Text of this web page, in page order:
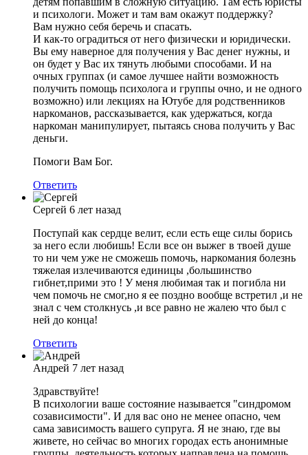
и психологи. Может и там вам окажут поддержку?
Вам нужно себя беречь и спасать.
И как-то оградиться от него физически и юридически.
Вы ему наверное для получения у Вас денег нужны, и
он будет у Вас их тянуть любыми способами. И на
очных группах (и самое лучшее найти возможность
получить помощь психолога и группы очно, и не одного
возможно) или лекциях на Ютубе для родственников
наркоманов, рассказывается, как удержаться, когда
наркоман манипулирует, пытаясь снова получить у Вас
деньги.
Помоги Вам Бог.
Ответить
Сергей 6 лет назад
Поступай как сердце велит, если есть еще силы борись
за него если любишь! Если все он выжег в твоей душе
то ни чем уже не сможешь помочь, наркомания болезнь
тяжелая излечиваются единицы ,большинство
гибнет,прими это ! У меня любимая так и погибла ни
чем помочь не смог,но я ее поздно вообще встретил ,и не
знал с чем столкнусь ,и все равно не жалею что был с
ней до конца!
Ответить
Андрей 7 лет назад
Здравствуйте!
В психологии ваше состояние называется "синдромом
созависимости". И для вас оно не менее опасно, чем
сама зависимость вашего супруга. Я не знаю, где вы
живете, но сейчас во многих городах есть анонимные